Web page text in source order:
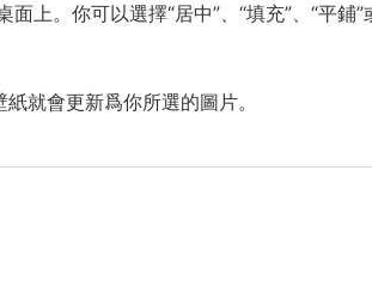
上。你可以選擇“居中”、“填充”、“平鋪”
就會更新爲你所選的圖片。